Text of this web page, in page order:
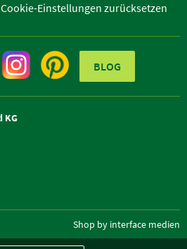
Cookie-Einstellungen zurücksetzen
BLOG
KG
Shop by interface medien